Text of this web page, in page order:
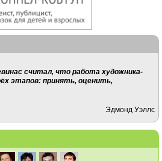
считал, что работа художника-
этапов: принять, оценить,
Эдмонд Уэллс